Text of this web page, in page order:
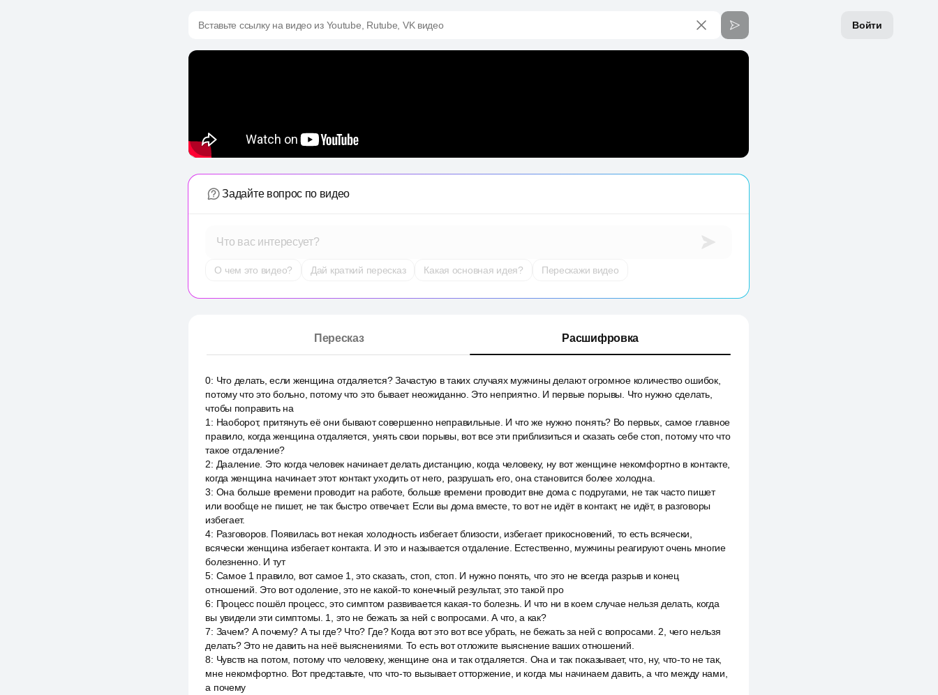
Войти
Вставьте ссылку на видео из Youtube, Rutube, VK видео
Задайте вопрос по видео
Что вас интересует?
О чем это видео? Дай краткий пересказ Какая основная идея? Перескажи видео
Пересказ Расшифровка
0: Что делать, если женщина отдаляется? Зачастую в таких случаях мужчины делают огромное количество ошибок,
потому что это больно, потому что это бывает неожиданно. Это неприятно. И первые порывы. Что нужно сделать,
чтобы поправить на
1 : Наоборот, притянуть её они бывают совершенно неправильные. И что же нужно понять? Во первых, самое главное
правило, когда женщина отдаляется, унять свои порывы, вот все эти приблизиться и сказать себе стоп, потому что что
такое отдаление?
2: Дааление. Это когда человек начинает делать дистанцию, когда человеку, ну вот женщине некомфортно в контакте,
когда женщина начинает этот контакт уходить от него, разрушать его, она становится более холодна.
3: Она больше времени проводит на работе, больше времени проводит вне дома с подругами, не так часто пишет
или вообще не пишет, не так быстро отвечает. Если вы дома вместе, то вот не идёт в контакт, не идёт, в разговоры
избегает.
4: Разговоров. Появилась вот некая холодность избегает близости, избегает прикосновений, то есть всячески,
всячески женщина избегает контакта. И это и называется отдаление. Естественно, мужчины реагируют очень многие
болезненно. И тут
5: Самое 1 правило, вот самое 1, это сказать, стоп, стоп. И нужно понять, что это не всегда разрыв и конец
отношений. Это вот одоление, это не какой-то конечный результат, это такой про
6: Процесс пошёл процесс, это симптом развивается какая-то болезнь. И что ни в коем случае нельзя делать, когда
вы увидели эти симптомы. 1, это не бежать за ней с вопросами. А что, а как?
7: Зачем? А почему? А ты где? Что? Где? Когда вот это вот все убрать, не бежать за ней с вопросами. 2, чего нельзя
делать? Это не давить на неё выяснениями. То есть вот отложите выяснение ваших отношений.
8: Чувств на потом, потому что человеку, женщине она и так отдаляется. Она и так показывает, что, ну, что-то не так,
мне некомфортно. Вот представьте, что что-то вызывает отторжение, и когда мы начинаем давить, а что между нами,
а почему